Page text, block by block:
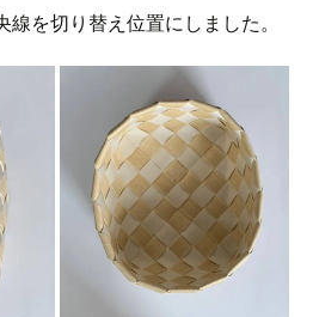
を切り替え位置にしました。